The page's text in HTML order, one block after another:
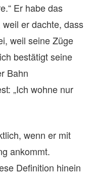
Er habe das
er dachte, dass
weil seine Züge
bestätigt seine
Bahn
„Ich wohne nur
wenn er mit
ankommt.
Definition hinein